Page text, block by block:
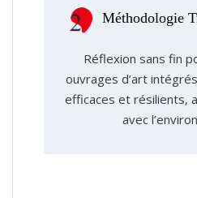
Méthodologie
Réflexion sans fin
ouvrages d’art
efficaces et résilients,
avec